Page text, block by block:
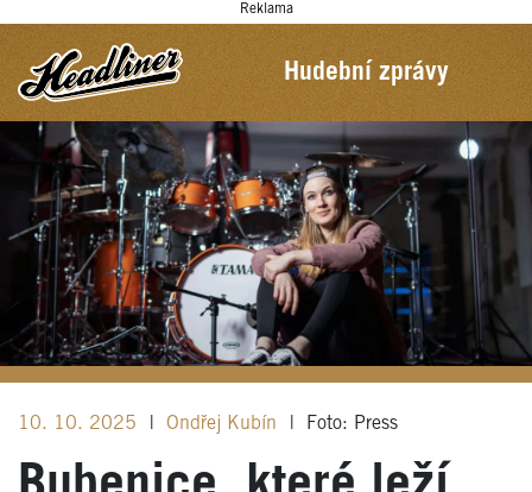
Reklama
Hudební zprávy
10. 10. 2025 Ondřej Kubín Foto: Press